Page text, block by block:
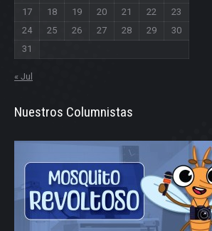
17
18 19 20 21 22
23
24
25 26 27 28 29
30
31
« Jul
Nuestros Columnistas